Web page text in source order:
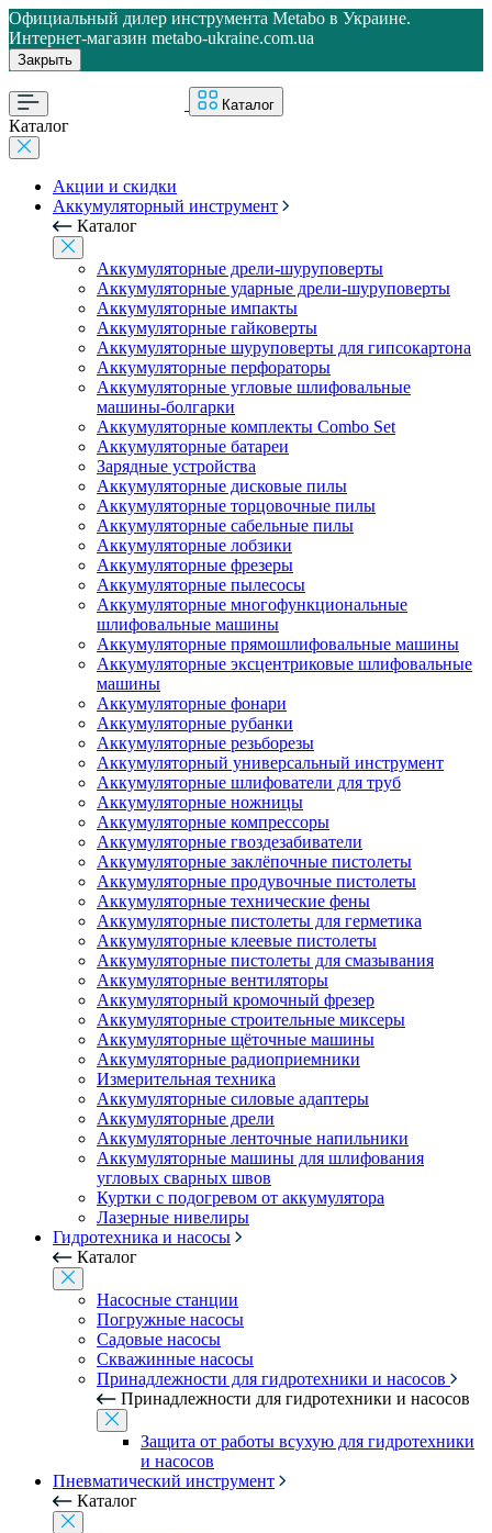
Официальный дилер инструмента Metabo в Украине.
Интернет-магазин metabo-ukraine.com.ua
Закрыть
Каталог
Каталог
Акции и скидки
Аккумуляторный инструмент
Каталог
Аккумуляторные дрели-шуруповерты
Аккумуляторные ударные дрели-шуруповерты
Аккумуляторные импакты
Аккумуляторные гайковерты
Аккумуляторные шуруповерты для гипсокартона
Аккумуляторные перфораторы
Аккумуляторные угловые шлифовальные
машины-болгарки
Аккумуляторные комплекты Combo Set
Аккумуляторные батареи
Зарядные устройства
Аккумуляторные дисковые пилы
Аккумуляторные торцовочные пилы
Аккумуляторные сабельные пилы
Аккумуляторные лобзики
Аккумуляторные фрезеры
Аккумуляторные пылесосы
Аккумуляторные многофункциональные
шлифовальные машины
Аккумуляторные прямошлифовальные машины
Аккумуляторные эксцентриковые шлифовальные
машины
Аккумуляторные фонари
Аккумуляторные рубанки
Аккумуляторные резьборезы
Аккумуляторный универсальный инструмент
Аккумуляторные шлифователи для труб
Аккумуляторные ножницы
Аккумуляторные компрессоры
Аккумуляторные гвоздезабиватели
Аккумуляторные заклёпочные пистолеты
Аккумуляторные продувочные пистолеты
Аккумуляторные технические фены
Аккумуляторные пистолеты для герметика
Аккумуляторные клеевые пистолеты
Аккумуляторные пистолеты для смазывания
Аккумуляторные вентиляторы
Аккумуляторный кромочный фрезер
Аккумуляторные строительные миксеры
Аккумуляторные щёточные машины
Аккумуляторные радиоприемники
Измерительная техника
Аккумуляторные силовые адаптеры
Аккумуляторные дрели
Аккумуляторные ленточные напильники
Аккумуляторные машины для шлифования
угловых сварных швов
Куртки с подогревом от аккумулятора
Лазерные нивелиры
Гидротехника и насосы
Каталог
Насосные станции
Погружные насосы
Садовые насосы
Скважинные насосы
Принадлежности для гидротехники и насосов
Принадлежности для гидротехники и насосов
Защита от работы всухую для гидротехники
и насосов
Пневматический инструмент
Каталог